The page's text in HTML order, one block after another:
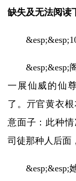
缺失及无法阅读
&esp;&esp;
一展仙威的仙
了。亓官黄衣
意面子：此种
司徒那种人后
&esp;&esp;